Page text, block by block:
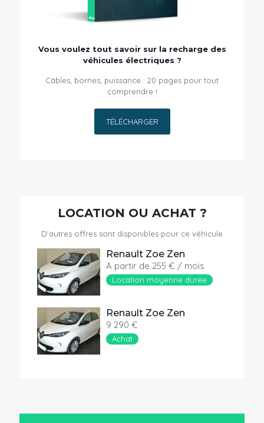
Vous voulez tout savoir sur la recharge des
véhicules électriques ?
Câbles, bornes, puissance : 20 pages pour tout
comprendre !
TÉLÉCHARGER
LOCATION OU ACHAT ?
D'autres offres sont disponibles pour ce véhicule
Renault Zoe Zen
A partir de 255 € / mois
Location moyenne durée
Renault Zoe Zen
9 290 €
Achat